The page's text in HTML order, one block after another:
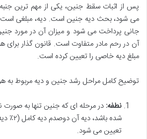
پس از اثبات سقط جنین، یکی از مهم ترین
می شود، بحث دیه جنین است. دیه، مبلغی
جانی پرداخت می شود و میزان آن در مورد
آن در رحم مادر متفاوت است. قانون گذار برای
مبلغ دیه خاصی را تعیین کرده است.
توضیح کامل مراحل رشد جنین و دیه مربوط به
نطفه: در مرحله ای که جنین تنها به
شده
تعیین می شود.